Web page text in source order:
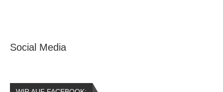
Social Media